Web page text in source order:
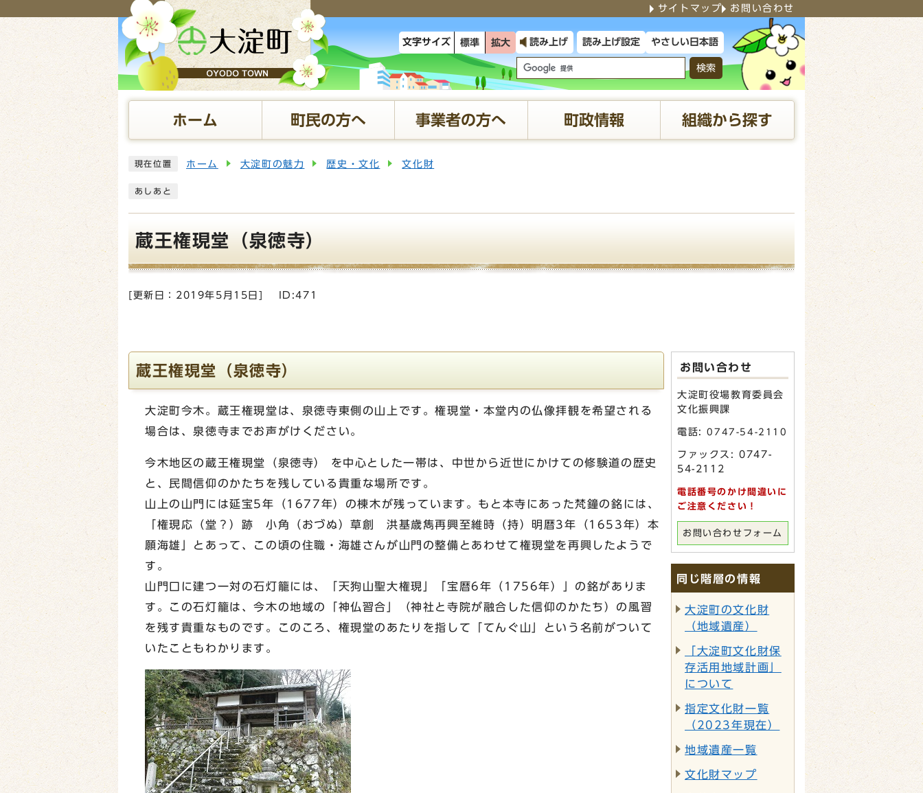
サイトマップ お問い合わせ
文字サイズ 標準 拡大 読み上げ 読み上げ設定 やさしい日本語
検索
ホーム 町民の方へ 事業者の方へ 町政情報 組織から探す
ここから本文です 現在位置 ホーム 大淀町の魅力 歴史・文化 文化財
あしあと
蔵王権現堂（泉徳寺）
[更新日： 2019年5月15日 ID:471
蔵王権現堂（泉徳寺）
大淀町今木。蔵王権現堂は、泉徳寺東側の山上です。権現堂・本堂内の仏像拝観を希望される
場合は、泉徳寺までお声がけください。
今木地区の蔵王権現堂（泉徳寺） を中心とした一帯は、中世から近世にかけての修験道の歴史
と、民間信仰のかたちを残している貴重な場所です。
山上の山門には延宝5年（1677年）の棟木が残っています。もと本寺にあった梵鐘の銘には、
「権現応（堂？）跡 小角（おづぬ）草創 洪基歳雋再興至維時（持）明暦3年（1653年）本
願海雄」とあって、この頃の住職・海雄さんが山門の整備とあわせて権現堂を再興したようで
す。
山門口に建つ一対の石灯籠には、「天狗山聖大権現」「宝暦6年（1756年）」の銘がありま
す。この石灯籠は、今木の地域の「神仏習合」（神社と寺院が融合した信仰のかたち）の風習
を残す貴重なものです。このころ、権現堂のあたりを指して「てんぐ山」という名前がついて
いたこともわかります。
お問い合わせ
大淀町役場教育委員会
文化振興課
電話:0747-54-2110
ファックス: 0747-
54-2112
電話番号のかけ間違いに
ご注意ください！
お問い合わせフォーム
同じ階層の情報
大淀町の文化財
（地域遺産）
「大淀町文化財保
存活用地域計画」
について
指定文化財一覧
（2023年現在）
地域遺産一覧
文化財マップ